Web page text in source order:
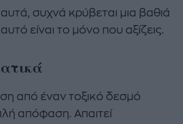
συχνά κρύβεται μια βαθιά
είναι το μόνο που αξίζεις.
από έναν τοξικό δεσμό
απόφαση. Απαιτεί